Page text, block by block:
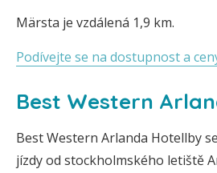
Märsta je vzdálená 1,9 km.
Podívejte se na dostupnost a
Best Western
Best Western Arlanda Hotellby
jízdy od stockholmského letiště